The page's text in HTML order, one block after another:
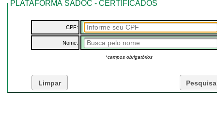
PLATAFORMA SADOC - CERTIFICADOS
CPF:
Nome:
*campos obrigatórios